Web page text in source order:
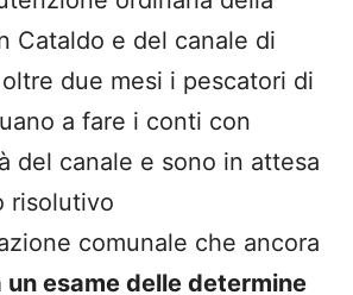
Cataldo e del canale di
due mesi i pescatori di
a fare i conti con
del canale e sono in attesa
risolutivo
comunale che ancora
un esame delle determine